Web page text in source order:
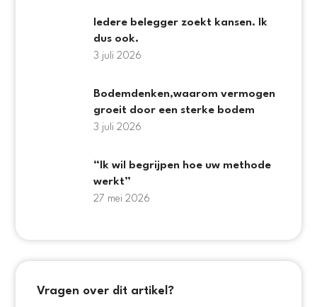
Iedere belegger zoekt kansen. Ik
dus ook.
3 juli 2026
Bodemdenken,waarom vermogen
groeit door een sterke bodem
3 juli 2026
“Ik wil begrijpen hoe uw methode
werkt”
27 mei 2026
Vragen over dit artikel?